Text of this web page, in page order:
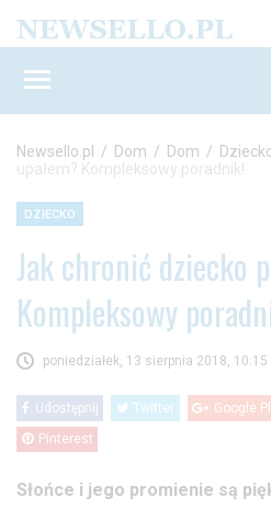
Newsello.pl / Dom / Dom /
upałem? Kompleksowy poradnik!
DZIECKO
Jak chronić dziecko
Kompleksowy
poniedziałek, 13 sierpnia 2018, 10:15
Udostępnij Twitter Google
Pinterest
Słońce i jego promienie są